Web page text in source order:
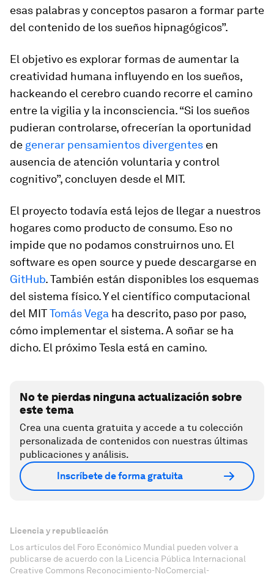
esas palabras y conceptos pasaron a formar parte
del contenido de los sueños hipnagógicos”.
El objetivo es explorar formas de aumentar la
creatividad humana influyendo en los sueños,
hackeando el cerebro cuando recorre el camino
entre la vigilia y la inconsciencia. “Si los sueños
pudieran controlarse, ofrecerían la oportunidad
de generar pensamientos divergentes en
ausencia de atención voluntaria y control
cognitivo”, concluyen desde el MIT.
El proyecto todavía está lejos de llegar a nuestros
hogares como producto de consumo. Eso no
impide que no podamos construirnos uno. El
software es open sourcey puede descargarse en
GitHub. También están disponibles los esquemas
del sistema físico. Y el científico computacional
del MITTomás Vega ha descrito, paso por paso,
cómo implementar el sistema. A soñar se ha
dicho. El próximo Tesla está en camino.
No te pierdas ninguna actualización sobre
este tema
Crea una cuenta gratuita y accede a tu colección
personalizada de contenidos con nuestras últimas
publicaciones y análisis.
Inscríbete de forma gratuita
Licencia y republicación
Los artículos del Foro Económico Mundial pueden volver a
publicarse de acuerdo con la Licencia Pública Internacional
Creative Commons Reconocimiento-NoComercial-